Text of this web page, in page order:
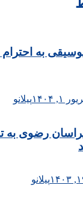
به احترام
۱۴۰۴ پیلانو
خراسان رضوی
پیلانو